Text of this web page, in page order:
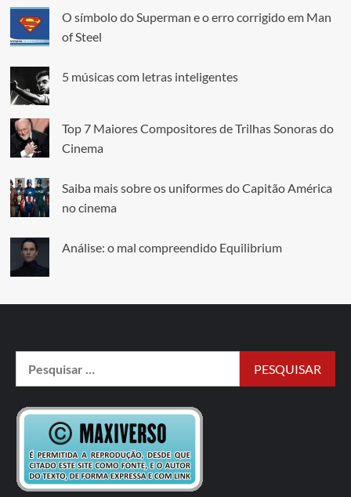
O símbolo do Superman e o erro corrigido em Man
of Steel
5 músicas com letras inteligentes
Top 7 Maiores Compositores de Trilhas Sonoras do
Cinema
Saiba mais sobre os uniformes do Capitão América
no cinema
Análise: o mal compreendido Equilibrium